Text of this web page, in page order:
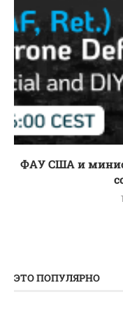
ФАУ США и
ЭТО ПОПУЛЯРНО